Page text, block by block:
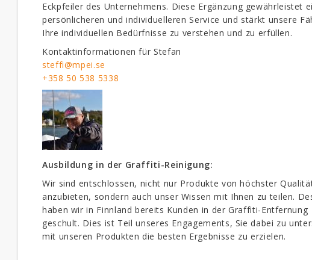
Eckpfeiler des Unternehmens. Diese Ergänzung gewährleistet
persönlicheren und individuelleren Service und stärkt unsere
Ihre individuellen Bedürfnisse zu verstehen und zu erfüllen.
Kontaktinformationen für Stefan
steffi@mpei.se
+358 50 538 5338
Ausbildung in der Graffiti-Reinigung:
Wir sind entschlossen, nicht nur Produkte von höchster
anzubieten, sondern auch unser Wissen mit Ihnen zu teilen.
haben wir in Finnland bereits Kunden in der Graffiti-Entfernung
geschult. Dies ist Teil unseres Engagements, Sie dabei zu
mit unseren Produkten die besten Ergebnisse zu erzielen.